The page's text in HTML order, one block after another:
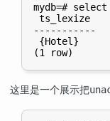
mydb=#
ts_lexize
-----------
{Hotel}
这里是一个展示把